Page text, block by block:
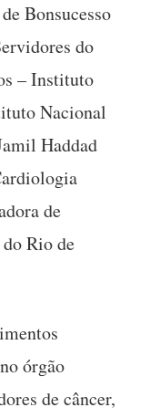
Bonsucesso
do
– Instituto
Nacional
Haddad
de
Rio de
órgão
de câncer,